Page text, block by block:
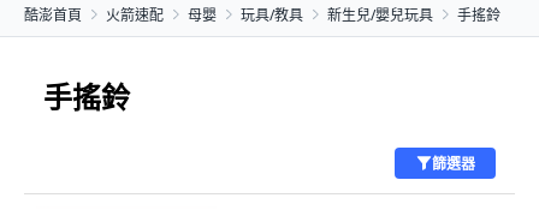
酷澎首頁 火箭速配 母嬰 玩具/教具 新生兒/嬰兒玩具 手搖鈴
手搖鈴
篩選器